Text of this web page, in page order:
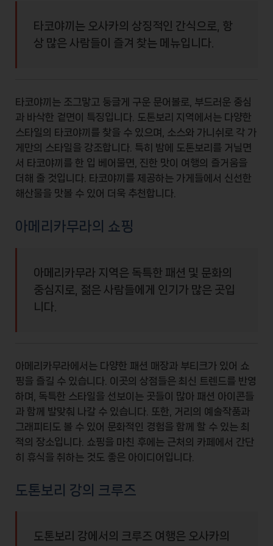
타코야끼는 오사카의 상징적인 간식으로, 항
상 많은 사람들이 즐겨 찾는 메뉴입니다.
타코야끼는 조그맣고 둥글게 구운 문어볼로, 부드러운 중심
과 바삭한 겉면이 특징입니다. 도톤보리 지역에서는 다양한
스타일의 타코야끼를 찾을 수 있으며, 소스와 가니쉬로 각 가
게만의 스타일을 강조합니다. 특히 밤에 도톤보리를 거닐면
서 타코야끼를 한 입 베어물면, 진한 맛이 여행의 즐거움을
더해 줄 것입니다. 타코야끼를 제공하는 가게들에서 신선한
해산물을 맛볼 수 있어 더욱 추천합니다.
아메리카무라의 쇼핑
아메리카무라 지역은 독특한 패션 및 문화의
중심지로, 젊은 사람들에게 인기가 많은 곳입
니다.
아메리카무라에서는 다양한 패션 매장과 부티크가 있어 쇼
핑을 즐길 수 있습니다. 이곳의 상점들은 최신 트렌드를 반영
하며, 독특한 스타일을 선보이는 곳들이 많아 패션 아이콘들
과 함께 발맞춰 나갈 수 있습니다. 또한, 거리의 예술작품과
그래피티도 볼 수 있어 문화적인 경험을 함께 할 수 있는 최
적의 장소입니다. 쇼핑을 마친 후에는 근처의 카페에서 간단
히 휴식을 취하는 것도 좋은 아이디어입니다.
도톤보리 강의 크루즈
도톤보리 강에서의 크루즈 여행은 오사카의